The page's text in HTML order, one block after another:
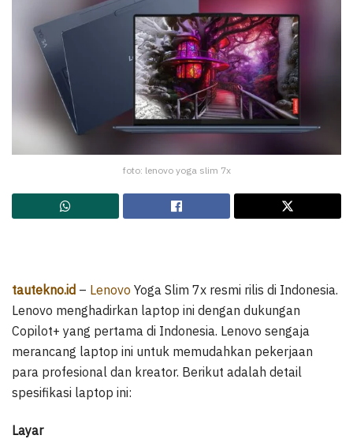
foto: lenovo yoga slim 7x
tautekno.id – Lenovo Yoga Slim 7x resmi rilis di Indonesia.
Lenovo menghadirkan laptop ini dengan dukungan
Copilot+ yang pertama di Indonesia. Lenovo sengaja
merancang laptop ini untuk memudahkan pekerjaan
para profesional dan kreator. Berikut adalah detail
spesifikasi laptop ini:
Layar